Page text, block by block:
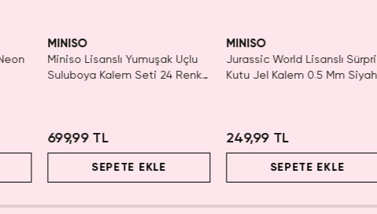
MINISO
Miniso Lisanslı Yumuşak Uçlu
Suluboya Kalem Seti 24 Renk
699,99 TL
SEPETE EKLE
MINISO
Jurassic World Lisanslı
Kutu Jel Kalem 0.5 Mm Siyah
249,99 TL
SEPETE EKLE